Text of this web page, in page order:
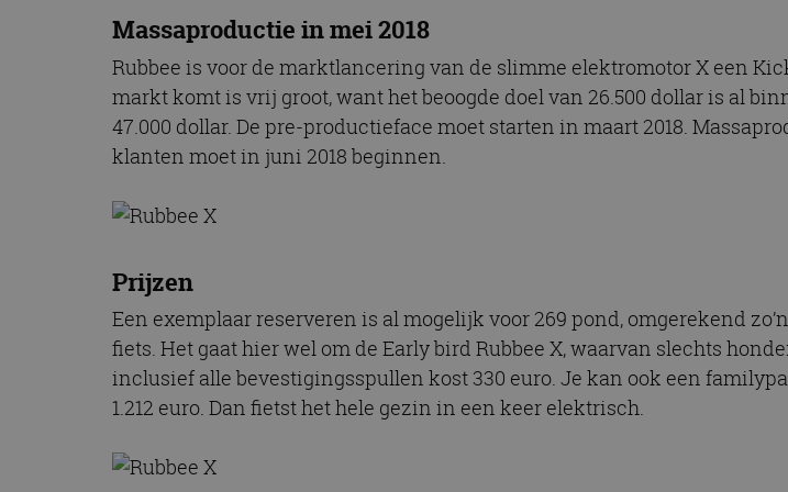
Massaproductie in mei 2018
Rubbee is voor de marktlancering van de slimme elektromotor X een
markt komt is vrij groot, want het beoogde doel van 26.500 dollar is al
47.000 dollar. De pre-productieface moet starten in maart 2018.
klanten moet in juni 2018 beginnen.
Prijzen
Een exemplaar reserveren is al mogelijk voor 269 pond, omgerekend
fiets. Het gaat hier wel om de Early bird Rubbee X, waarvan slechts
inclusief alle bevestigingsspullen kost 330 euro. Je kan ook een
1.212 euro. Dan fietst het hele gezin in een keer elektrisch.